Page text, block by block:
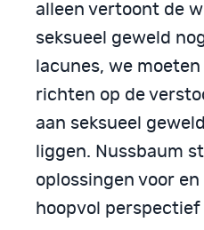
alleen vertoont de
seksueel geweld
lacunes, we
richten op de
aan seksueel
liggen. Nussbaum
oplossingen voor
hoopvol